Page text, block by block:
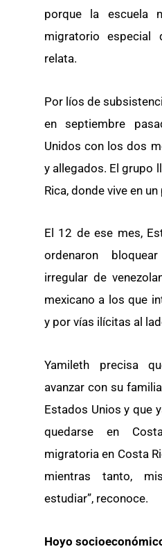
porque la escuela
migratorio especial
relata.
Por líos de
en septiembre
Unidos con los dos
y allegados. El grupo
Rica, donde vive en
El 12 de ese mes,
ordenaron
irregular de
mexicano a los que
y por vías ilícitas al
Yamileth precisa
avanzar con su
Estados Unios y que
quedarse en
migratoria en Costa
mientras tanto,
estudiar”, reconoce.
Hoyo